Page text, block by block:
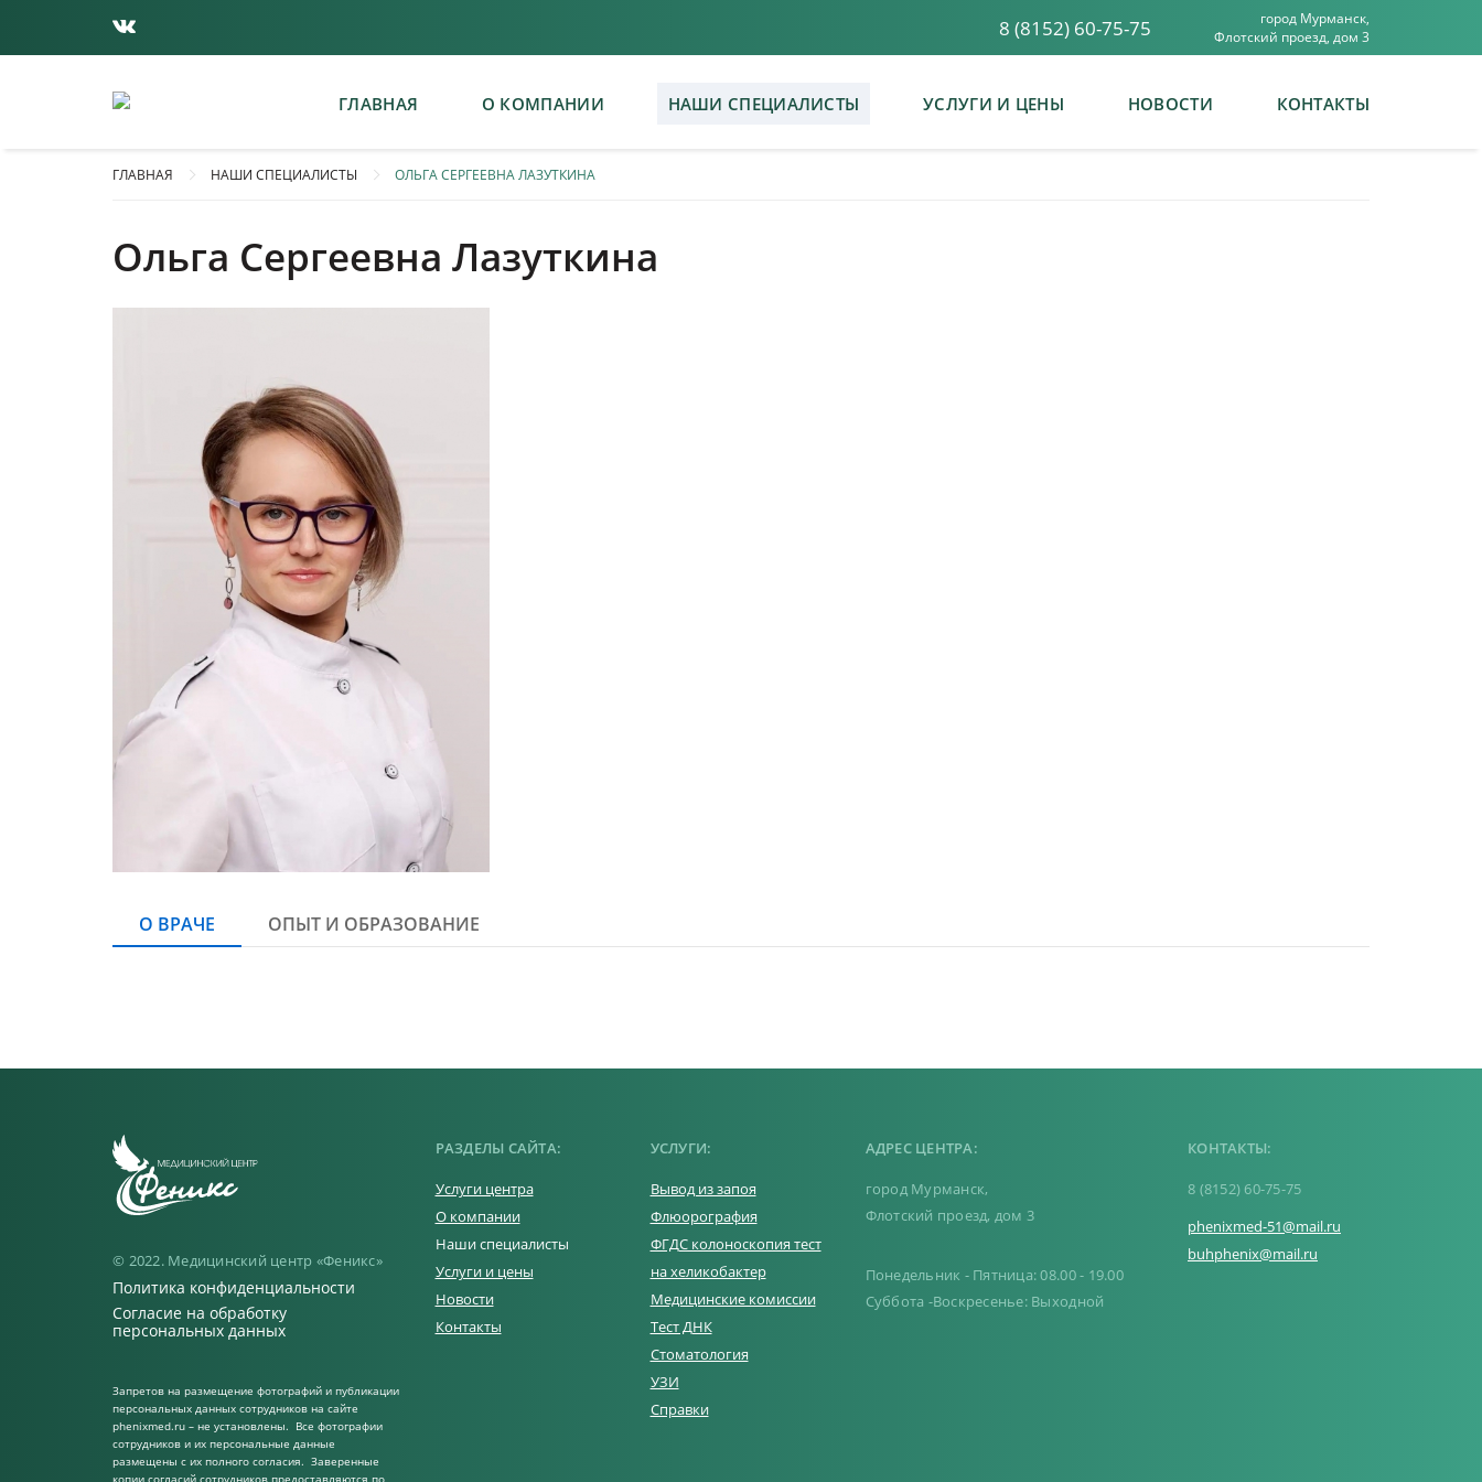
8 (8152) 60-75-75
город Мурманск,
Флотский проезд, дом 3
ГЛАВНАЯ О КОМПАНИИ НАШИ СПЕЦИАЛИСТЫ УСЛУГИ И ЦЕНЫ НОВОСТИ КОНТАКТЫ
ГЛАВНАЯ НАШИ СПЕЦИАЛИСТЫ ОЛЬГА СЕРГЕЕВНА ЛАЗУТКИНА
Ольга Сергеевна Лазуткина
О ВРАЧЕ ОПЫТ И ОБРАЗОВАНИЕ
© 2022. Медицинский центр «Феникс»
Политика конфиденциальности
Согласие на обработку
персональных данных
Запретов на размещение фотографий и публикации
персональных данных сотрудников на сайте
phenixmed.ru – не установлены. Все фотографии
сотрудников и их персональные данные
размещены с их полного согласия. Заверенные
РАЗДЕЛЫ САЙТА:
Услуги центра
О компании
Наши специалисты
Услуги и цены
Новости
Контакты
УСЛУГИ:
Вывод из запоя
Флюорография
ФГДС колоноскопия тест
на хеликобактер
Медицинские комиссии
Тест ДНК
Стоматология
УЗИ
Справки
АДРЕС ЦЕНТРА:
город Мурманск,
Флотский проезд, дом 3
Понедельник - Пятница: 08.00 - 19.00
Суббота -Воскресенье: Выходной
КОНТАКТЫ:
8 (8152) 60-75-75
phenixmed-51@mail.ru
buhphenix@mail.ru